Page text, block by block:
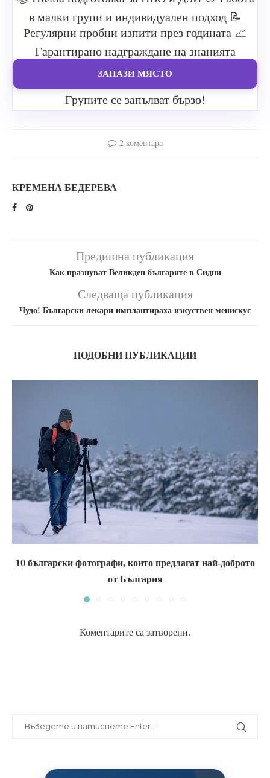
в малки групи и индивидуален подход 📝
Регулярни пробни изпити през годината 📈
Гарантирано надграждане на знанията
ЗАПАЗИ МЯСТО
Групите се запълват бързо!
2 коментара
КРЕМЕНА БЕДЕРЕВА
Предишна публикация
Как празнуват Великден българите в Сидни
Следваща публикация
Чудо! Български лекари имплантираха изкуствен менискус
ПОДОБНИ ПУБЛИКАЦИИ
10 български фотографи, които предлагат най-доброто
от България
Коментарите са затворени.